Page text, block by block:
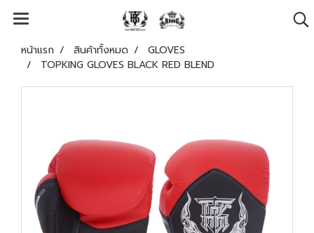
หน้าแรก สินค้าทั้งหมด
GLOVES
TOPKING GLOVES BLACK RED BLEND